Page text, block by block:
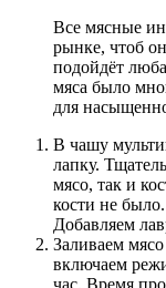
Все мясные
рынке, чтоб
подойдёт
мяса было
для
В чашу
лапку.
мясо, так и
кости не
Добавляем
Заливаем
включаем
час. Время